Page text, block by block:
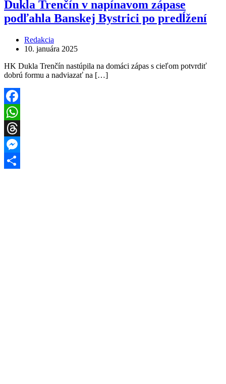
Dukla Trenčín v napínavom zápase
podľahla Banskej Bystrici po predĺžení
Redakcia
10. januára 2025
HK Dukla Trenčín nastúpila na domáci zápas s cieľom potvrdiť
dobrú formu a nadviazať na […]
Facebook
WhatsApp
Threads
Messenger